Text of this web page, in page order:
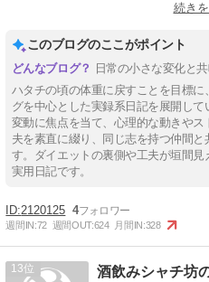
続き
このブログのここがポイント
日常の小さな変化と
ハタチの頃の体重に戻すことを目標
グを中心とした実録系日記を展開し
変動に焦点を当て、心理的な動きや
夫を素直に綴り、同じ志を持つ仲間
す。ダイエットの裏側や工夫が垣間
実用日記です。
2120125 4
週間IN:72 週間OUT:624 月間IN:328
13 酒飲みシャチ坊